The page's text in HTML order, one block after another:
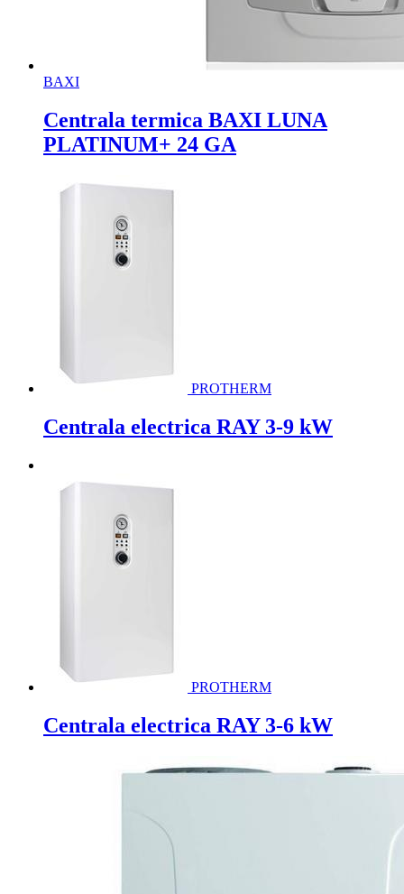
BAXI
Centrala termica BAXI LUNA
PLATINUM+ 24 GA
PROTHERM
Centrala electrica RAY 3-9 kW
PROTHERM
Centrala electrica RAY 3-6 kW